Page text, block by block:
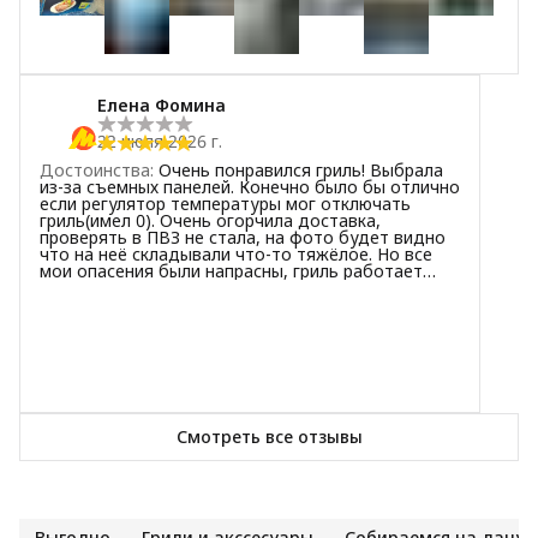
звезда
Елена Фомина
22 июля 2026 г.
Достоинства: Очень понравился гриль! Выбрала
из-за съемных панелей. Конечно было бы отлично
если регулятор температуры мог отключать
гриль(имел 0). Очень огорчила доставка,
проверять в ПВЗ не стала, на фото будет видно
что на неё складывали что-то тяжёлое. Но все
мои опасения были напрасны, гриль работает
Смотреть все отзывы